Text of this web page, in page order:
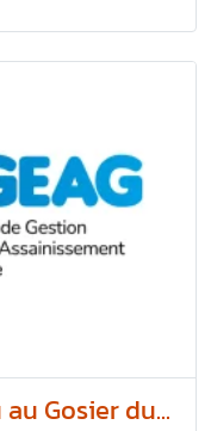
Gosier du...